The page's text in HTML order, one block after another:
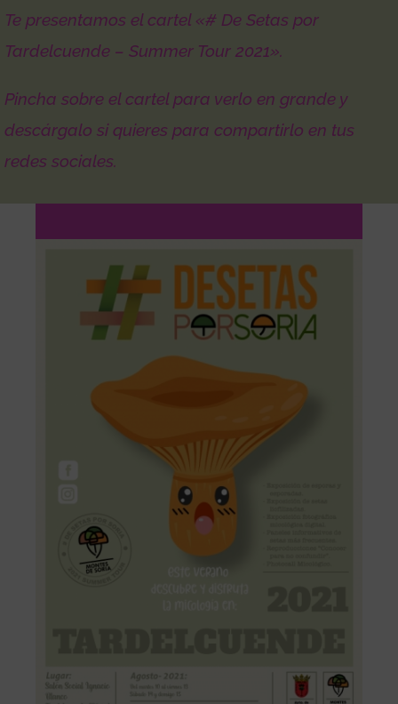
Te presentamos el cartel «# De Setas por
Tardelcuende – Summer Tour 2021».
Pincha sobre el cartel para verlo en grande y
descárgalo si quieres para compartirlo en tus
redes sociales.